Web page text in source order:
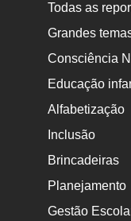
Todas as
Grandes
Consciência
Educação
Alfabetização
Inclusão
Brincadeiras
Planejamento
Gestão